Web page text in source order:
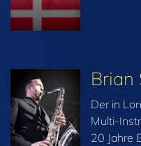
Brian
Der in
Multi-
20 Jahre